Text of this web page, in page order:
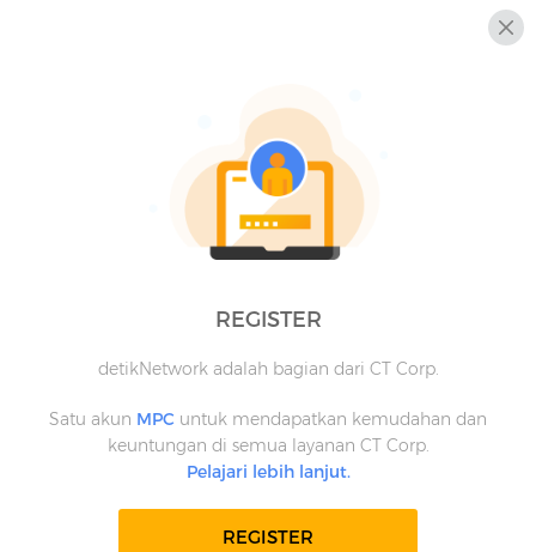
REGISTER
detikNetwork adalah bagian dari CT Corp.
Satu akun MPC untuk mendapatkan kemudahan dan
keuntungan di semua layanan CT Corp.
Pelajari lebih lanjut.
REGISTER